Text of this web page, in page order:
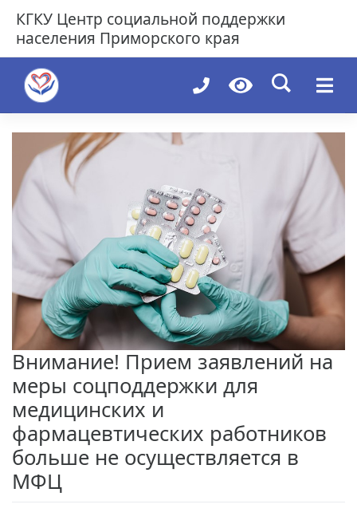
content
КГКУ Центр социальной поддержки
населения Приморского края
Внимание! Прием заявлений на
меры соцподдержки для
медицинских и
фармацевтических работников
больше не осуществляется в
МФЦ